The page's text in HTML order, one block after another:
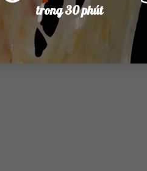
trong 30 phút